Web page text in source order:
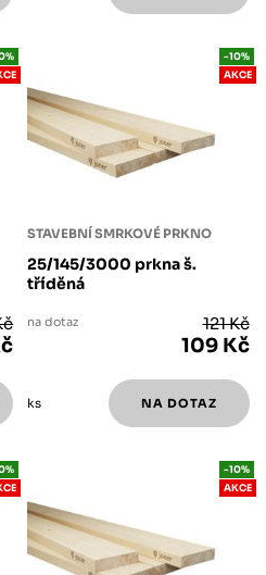
STAVEBNÍ SMRKOVÉ PRKNO
25/145/3000 prkna š.
tříděná
-10%
AKCE
na dotaz 121 Kč
109 Kč
ks
-10%
AKCE